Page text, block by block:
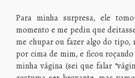
Para minha surpresa, ele
momento e me pediu que
me chupar ou fazer algo do tipo,
por cima de mim, e ficou roçando
minha vágina (sei que falar